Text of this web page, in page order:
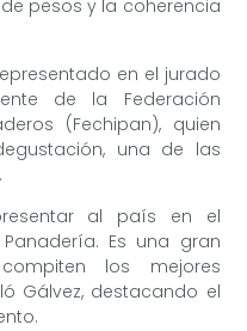
pesos y la coherencia
en el jurado
de la Federación
(Fechipan), quien
una de las
al país en el
Es una gran
los mejores
Gálvez, destacando el